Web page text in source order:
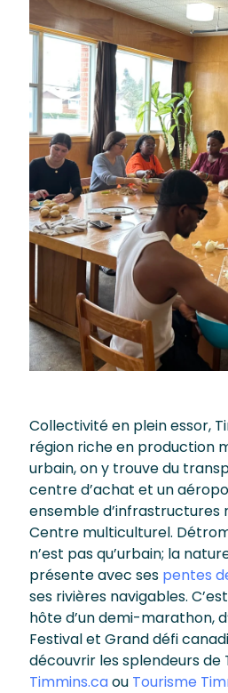
Collectivité en plein essor,
région riche en production
urbain, on y trouve du
centre d’achat et un
ensemble d’infrastructures
Centre multiculturel.
n’est pas qu’urbain; la
présente avec ses pentes
ses rivières navigables.
hôte d’un demi-marathon,
Festival et Grand défi
découvrir les splendeurs de
Timmins.caou Tourisme